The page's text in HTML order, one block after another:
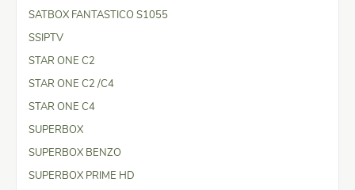
SATBOX FANTASTICO S1055
SSIPTV
STAR ONE C2
STAR ONE C2 /C4
STAR ONE C4
SUPERBOX
SUPERBOX BENZO
SUPERBOX PRIME HD